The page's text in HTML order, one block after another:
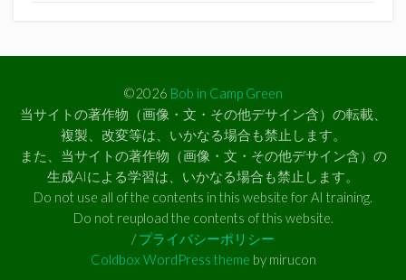
©2026 Bob in Camp Green
当サイトの著作物（画像・文・その他デサイン含）の転載、
複製、改変等は、いかなる場合も禁止します。
また、当サイトの著作物（画像・文・その他デサイン含）の
生成AIによる学習は、いかなる場合も禁止します。
Do not use all of the contents in this website for AI training.
Do not reupload the contents of this website.
/ プライバシーポリシー
Coldbox WordPress theme by mirucon